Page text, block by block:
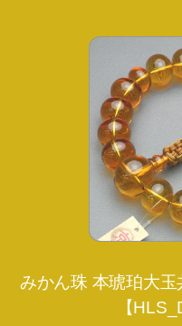
みかん珠 本琥珀大玉
【